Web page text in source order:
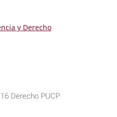
y Derecho
Derecho PUCP